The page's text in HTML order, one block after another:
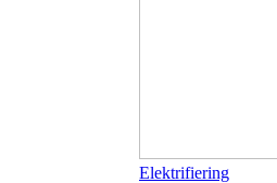
Elektrifiering